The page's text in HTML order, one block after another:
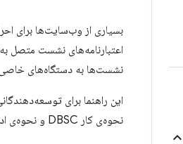
بسیاری از وب‌سایت‌ها برای
نشست‌ها به دستگاه‌های
این راهنما برای
نحوه‌ی کار DBSC و نحوه‌ی ادغام آن در سایت شما را توضیح می‌دهد.